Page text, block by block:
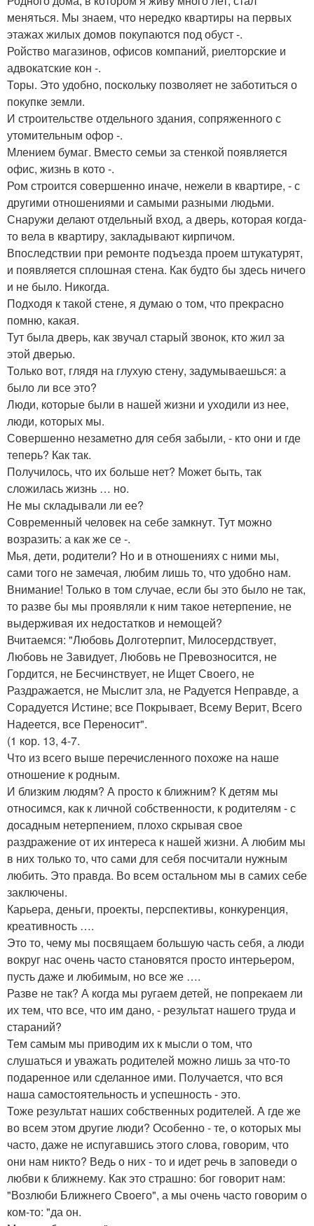
меняться. Мы знаем, что нередко квартиры на первых
этажах жилых домов покупаются под обуст -.
Ройство магазинов, офисов компаний, риелторские и
адвокатские кон -.
Торы. Это удобно, поскольку позволяет не заботиться о
покупке земли.
И строительстве отдельного здания, сопряженного с
утомительным офор -.
Млением бумаг. Вместо семьи за стенкой появляется
офис, жизнь в кото -.
Ром строится совершенно иначе, нежели в квартире, - с
другими отношениями и самыми разными людьми.
Снаружи делают отдельный вход, а дверь, которая когда-
то вела в квартиру, закладывают кирпичом.
Впоследствии при ремонте подъезда проем штукатурят,
и появляется сплошная стена. Как будто бы здесь ничего
и не было. Никогда.
Подходя к такой стене, я думаю о том, что прекрасно
помню, какая.
Тут была дверь, как звучал старый звонок, кто жил за
этой дверью.
Только вот, глядя на глухую стену, задумываешься: а
было ли все это?
Люди, которые были в нашей жизни и уходили из нее,
люди, которых мы.
Совершенно незаметно для себя забыли, - кто они и где
теперь? Как так.
Получилось, что их больше нет? Может быть, так
сложилась жизнь … но.
Не мы складывали ли ее?
Современный человек на себе замкнут. Тут можно
возразить: а как же се -.
Мья, дети, родители? Но и в отношениях с ними мы,
сами того не замечая, любим лишь то, что удобно нам.
Внимание! Только в том случае, если бы это было не так,
то разве бы мы проявляли к ним такое нетерпение, не
выдерживая их недостатков и немощей?
Вчитаемся: "Любовь Долготерпит, Милосердствует,
Любовь не Завидует, Любовь не Превозносится, не
Гордится, не Бесчинствует, не Ищет Своего, не
Раздражается, не Мыслит зла, не Радуется Неправде, а
Сорадуется Истине; все Покрывает, Всему Верит, Всего
Надеется, все Переносит".
(1 кор. 13, 4-7.
Что из всего выше перечисленного похоже на наше
отношение к родным.
И близким людям? А просто к ближним? К детям мы
относимся, как к личной собственности, к родителям - с
досадным нетерпением, плохо скрывая свое
раздражение от их интереса к нашей жизни. А любим мы
в них только то, что сами для себя посчитали нужным
любить. Это правда. Во всем остальном мы в самих себе
заключены.
Карьера, деньги, проекты, перспективы, конкуренция,
креативность ….
Это то, чему мы посвящаем большую часть себя, а люди
вокруг нас очень часто становятся просто интерьером,
пусть даже и любимым, но все же ….
Разве не так? А когда мы ругаем детей, не попрекаем ли
их тем, что все, что им дано, - результат нашего труда и
стараний?
Тем самым мы приводим их к мысли о том, что
слушаться и уважать родителей можно лишь за что-то
подаренное или сделанное ими. Получается, что вся
наша самостоятельность и успешность - это.
Тоже результат наших собственных родителей. А где же
во всем этом другие люди? Особенно - те, о которых мы
часто, даже не испугавшись этого слова, говорим, что
они нам никто? Ведь о них - то и идет речь в заповеди о
любви к ближнему. Как это страшно: бог говорит нам:
"Возлюби Ближнего Своего", а мы очень часто говорим о
ком-то: "да он.